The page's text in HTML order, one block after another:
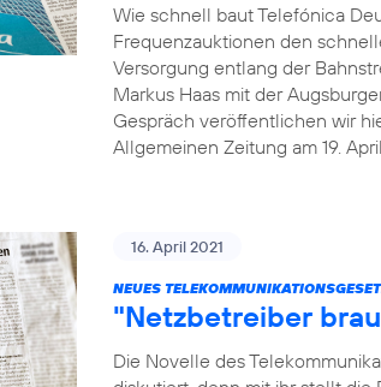
Wie schnell baut Telefónica
Frequenzauktionen den
Versorgung entlang der
Markus Haas mit der
Gespräch veröffentlichen wir
Allgemeinen Zeitung am 19.
16. April 2021
NEUES
"Netzbetreiber
Die Novelle des